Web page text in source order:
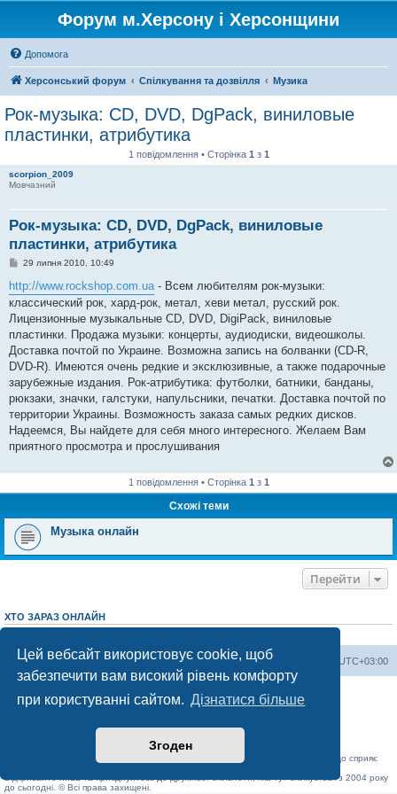
Цей вебсайт використовує cookie, щоб
забезпечити вам високий рівень комфорту
при користуванні сайтом. Дізнатися більше
Згоден
Форум м.Херсону і Херсонщини
Допомога
Херсонський форум Спілкування та дозвілля Музика
Рок-музыка: CD, DVD, DgPack, виниловые
пластинки, атрибутика
1 повідомлення • Сторінка 1 з 1
scorpion_2009
Мовчазний
Рок-музыка: CD, DVD, DgPack, виниловые
пластинки, атрибутика
П
в
і
д
о
м
л
е
н
н
я
29 липня 2010, 10:49
http://www.rockshop.com.ua- Всем любителям рок-музыки:
классический рок, хард-рок, метал, хеви метал, русский рок.
Лицензионные музыкальные CD, DVD, DigiPack, виниловые
пластинки. Продажа музыки: концерты, аудиодиски, видеошколы.
Доставка почтой по Украине. Возможна запись на болванки (CD-R,
DVD-R). Имеются очень редкие и эксклюзивные, а также подарочные
зарубежные издания. Рок-атрибутика: футболки, батники, банданы,
рюкзаки, значки, галстуки, напульсники, печатки. Доставка почтой по
территории Украины. Возможность заказа самых редких дисков.
Надеемся, Вы найдете для себя много интересного. Желаем Вам
приятного просмотра и прослушивания
1 повідомлення • Сторінка 1 з 1
Схожі теми
Музыка онлайн
Перейти
ХТО ЗАРАЗ ОНЛАЙН
Херсонський форум UTC+03:00
Команда
Працює на phpBB® Forum Software © phpBB Limited
Конфіденційність|Умови
«Херсонський форум» – приватний, незалежний інтерактивний веб-ресурс, що сприяє
та приєднуйтесь до дружньої спільноти, яка тут спілкується з 2004 року
до сьогодні. © Всі права захищені.